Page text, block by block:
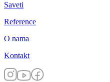
Saveti
Reference
O nama
Kontakt